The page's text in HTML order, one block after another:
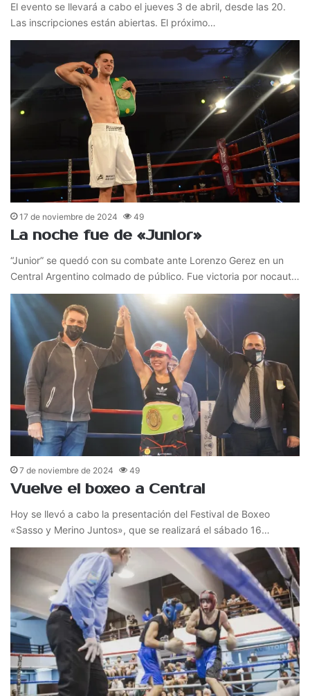
El evento se llevará a cabo el jueves 3 de abril, desde las 20.
Las inscripciones están abiertas. El próximo…
17 de noviembre de 2024 49
La noche fue de «Junior»
“Junior” se quedó con su combate ante Lorenzo Gerez en un
Central Argentino colmado de público. Fue victoria por nocaut…
7 de noviembre de 2024 49
Vuelve el boxeo a Central
Hoy se llevó a cabo la presentación del Festival de Boxeo
«Sasso y Merino Juntos», que se realizará el sábado 16…